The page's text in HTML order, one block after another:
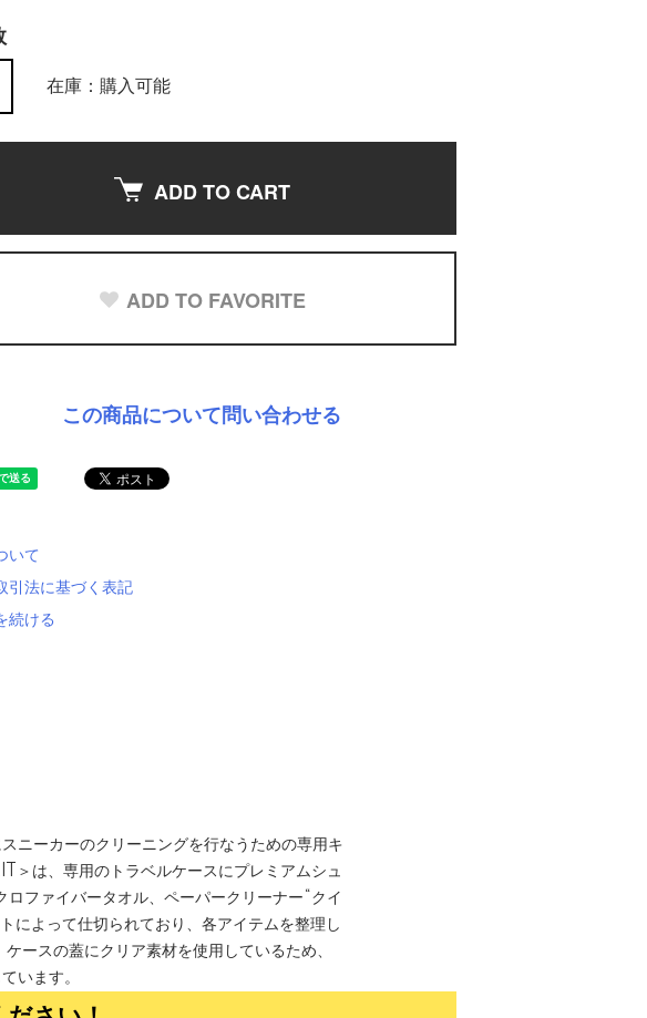
在庫：購入可能
ADD TO CART
ADD TO FAVORITE
この商品について問い合わせる
いて
引法に基づく表記
続ける
ニーカーのクリーニングを行なうための専用キ
は、専用のトラベルケースにプレミアムシュ
ファイバータオル、ペーパークリーナー“クイ
によって仕切られており、各アイテムを整理し
ースの蓋にクリア素材を使用しているため、
います。